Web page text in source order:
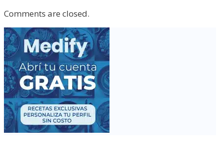
Comments are closed.